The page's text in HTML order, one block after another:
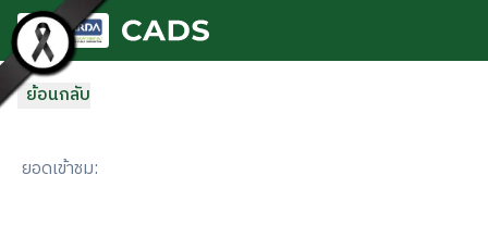
ข้ามไปยังเนื้อหาหลัก
ย้อนกลับ
ยอดเข้าชม: